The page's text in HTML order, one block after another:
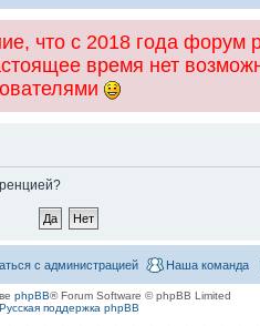
что с 2018 года форум
время нет
Наша команда
с администрацией
phpBB® Forum Software © phpBB Limited
Русская поддержка phpBB